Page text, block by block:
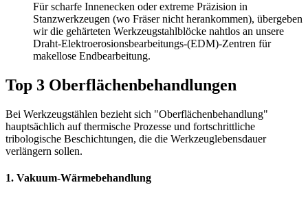
Für scharfe Innenecken oder extreme Präzision in
Stanzwerkzeugen (wo Fräser nicht herankommen), übergeben
wir die gehärteten Werkzeugstahlblöcke nahtlos an unsere
Draht-Elektroerosionsbearbeitungs-(EDM)-Zentren für
makellose Endbearbeitung.
Top 3 Oberflächenbehandlungen
Bei Werkzeugstählen bezieht sich "Oberflächenbehandlung"
hauptsächlich auf thermische Prozesse und fortschrittliche
tribologische Beschichtungen, die die Werkzeuglebensdauer
verlängern sollen.
1. Vakuum-Wärmebehandlung